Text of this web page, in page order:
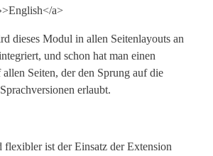
a>
dieses Modul in allen Seitenlayouts an
und schon hat man einen
Seiten, der den Sprung auf die
erlaubt.
ist der Einsatz der Extension